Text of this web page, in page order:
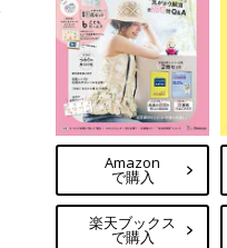
Amazon
で購入
楽天ブックス
で購入